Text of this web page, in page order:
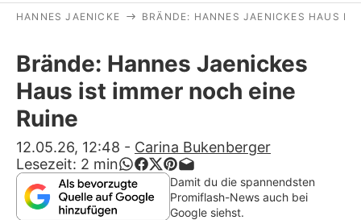
Stars
Filme & Serien
Lifestyle
Familie & Liebe
Promiflash Exklusiv
HANNES JAENICKE BRÄNDE: HANNES JAENICKES HAUS
Brände: Hannes Jaenickes
Haus ist immer noch eine
Ruine
12.05.26, 12:48 - Carina Bukenberger
Lesezeit: 2 min
Damit du die spannendsten
Promiflash-News auch bei
Google siehst.